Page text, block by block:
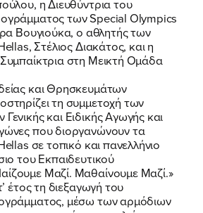
η Διευθύντρια του
των Special Olympics
Βουγιούκα, ο αθλητής των
Στέλιος Διακάτος, και η
στη Μεικτή Ομάδα
και Θρησκευμάτων
τη συμμετοχή των
και Ειδικής Αγωγής και
που διοργανώνουν τα
σε τοπικό και πανελλήνιο
του Εκπαιδευτικού
Μαζί. Μαθαίνουμε Μαζί.»
έτος τη διεξαγωγή του
μέσω των αρμόδιων